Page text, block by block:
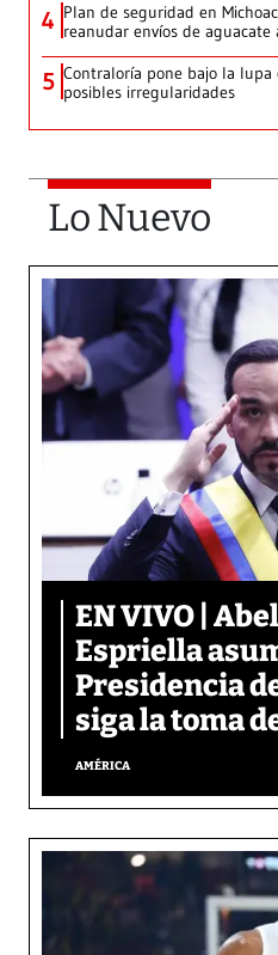
4 Plan de seguridad en
reanudar envíos de aguacate
5 Contraloría pone bajo la
posibles irregularidades
Lo Nuevo
EN VIVO |
Espriella
Presidencia
siga la toma
AMÉRICA